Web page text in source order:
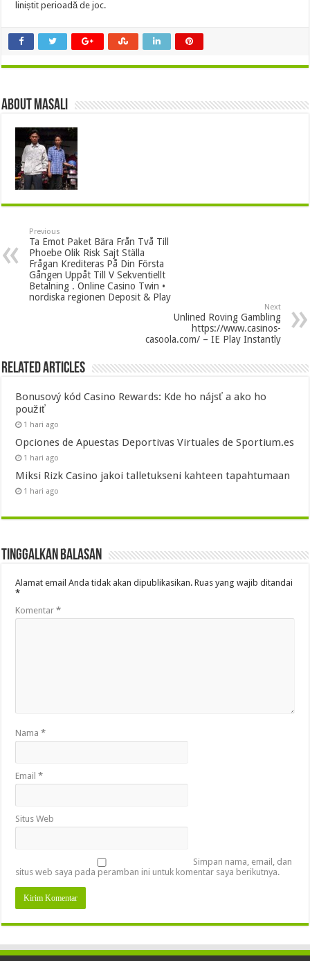
liniștit perioadă de joc.
About masali
Previous
Ta Emot Paket Bära Från Två Till
Phoebe Olik Risk Sajt Ställa
Frågan Krediteras På Din Första
Gången Uppåt Till V Sekventiellt
Betalning . Online Casino Twin •
nordiska regionen Deposit & Play
Next
Unlined Roving Gambling
https://www.casinos-
casoola.com/ – IE Play Instantly
Related Articles
Bonusový kód Casino Rewards: Kde ho nájsť a ako ho
použiť
1 hari ago
Opciones de Apuestas Deportivas Virtuales de Sportium.es
1 hari ago
Miksi Rizk Casino jakoi talletukseni kahteen tapahtumaan
1 hari ago
Tinggalkan Balasan
Alamat email Anda tidak akan dipublikasikan. Ruas yang wajib ditandai
*
Komentar*
Nama*
Email*
Situs Web
Simpan nama, email, dan
situs web saya pada peramban ini untuk komentar saya berikutnya.